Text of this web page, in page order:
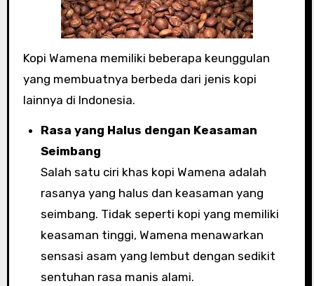
Kopi Wamena memiliki beberapa keunggulan
yang membuatnya berbeda dari jenis kopi
lainnya di Indonesia.
Rasa yang Halus dengan Keasaman
Seimbang
Salah satu ciri khas kopi Wamena adalah
rasanya yang halus dan keasaman yang
seimbang. Tidak seperti kopi yang memiliki
keasaman tinggi, Wamena menawarkan
sensasi asam yang lembut dengan sedikit
sentuhan rasa manis alami.